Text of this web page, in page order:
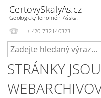
CertovySkalyAs.cz
Geologický fenomén Ašska!
+ 420 732140323
STRÁNKY JSOU